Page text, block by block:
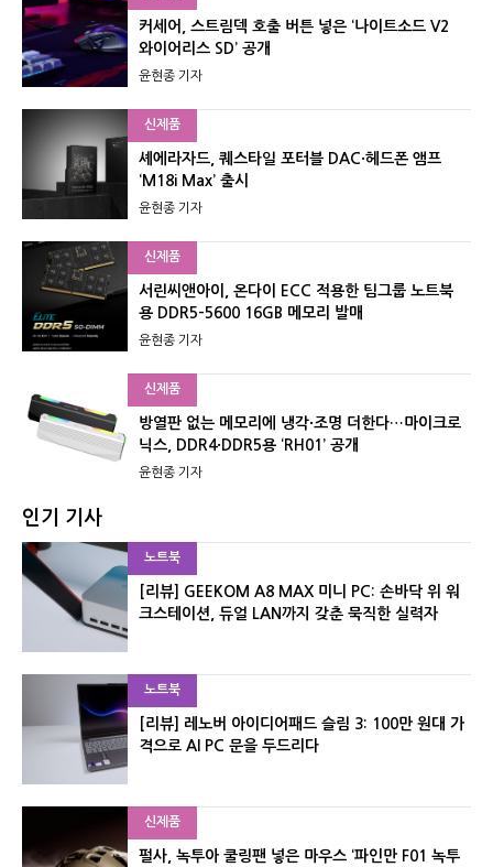
커세어, 스트림덱 호출 버튼 넣은 ‘나이트소드 V2
와이어리스 SD’ 공개
윤현종 기자
신제품
셰에라자드, 퀘스타일 포터블 DAC·헤드폰 앰프
‘M18i Max’ 출시
윤현종 기자
신제품
서린씨앤아이, 온다이 ECC 적용한 팀그룹 노트북
용 DDR5-5600 16GB 메모리 발매
윤현종 기자
신제품
방열판 없는 메모리에 냉각·조명 더한다…마이크로
닉스, DDR4·DDR5용 ‘RH01’ 공개
윤현종 기자
인기 기사
노트북
[리뷰] GEEKOM A8 MAX 미니 PC: 손바닥 위 워
크스테이션, 듀얼 LAN까지 갖춘 묵직한 실력자
노트북
[리뷰] 레노버 아이디어패드 슬림 3: 100만 원대 가
격으로 AI PC 문을 두드리다
신제품
펄사, 녹투아 쿨링팬 넣은 마우스 ‘파인만 F01 녹투